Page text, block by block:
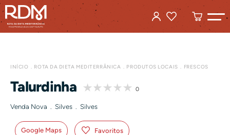
INÍCIO ROTA DA DIETA MEDITERRÂNICA PRODUTOS LOCAIS FRESCOS
Talurdinha 0
Venda Nova . Silves . Silves
Google Maps Favoritos